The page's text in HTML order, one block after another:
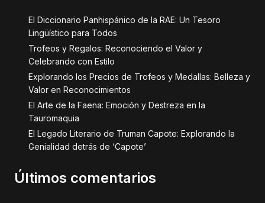
El Diccionario Panhispánico de la RAE: Un Tesoro
Lingüístico para Todos
Trofeos y Regalos: Reconociendo el Valor y
Celebrando con Estilo
Explorando los Precios de Trofeos y Medallas: Belleza y
Valor en Reconocimientos
El Arte de la Faena: Emoción y Destreza en la
Tauromaquia
El Legado Literario de Truman Capote: Explorando la
Genialidad detrás de ‘Capote’
Últimos comentarios